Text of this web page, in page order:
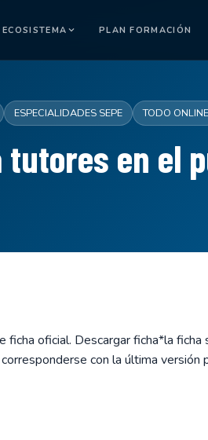
ECOSISTEMA PLAN FORMACIÓN
ESPECIALIDADES SEPE TODO ONLINE
tutores en el
oficial. Descargar ficha*la ficha
con la última versión